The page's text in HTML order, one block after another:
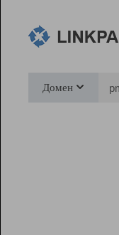
Домен